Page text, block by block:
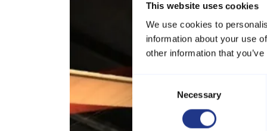
This website uses cookies
We use cookies to
information about your use
other information that
Consent
Necessary